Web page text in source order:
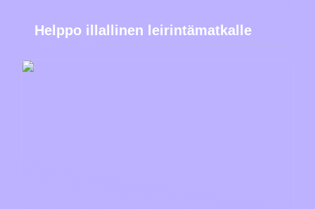
Helppo illallinen leirintämatkalle